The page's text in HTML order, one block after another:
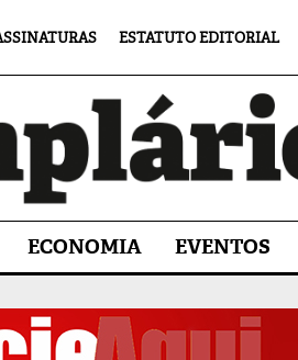
ESTATUTO EDITORIAL
ECONOMIA EVENTOS